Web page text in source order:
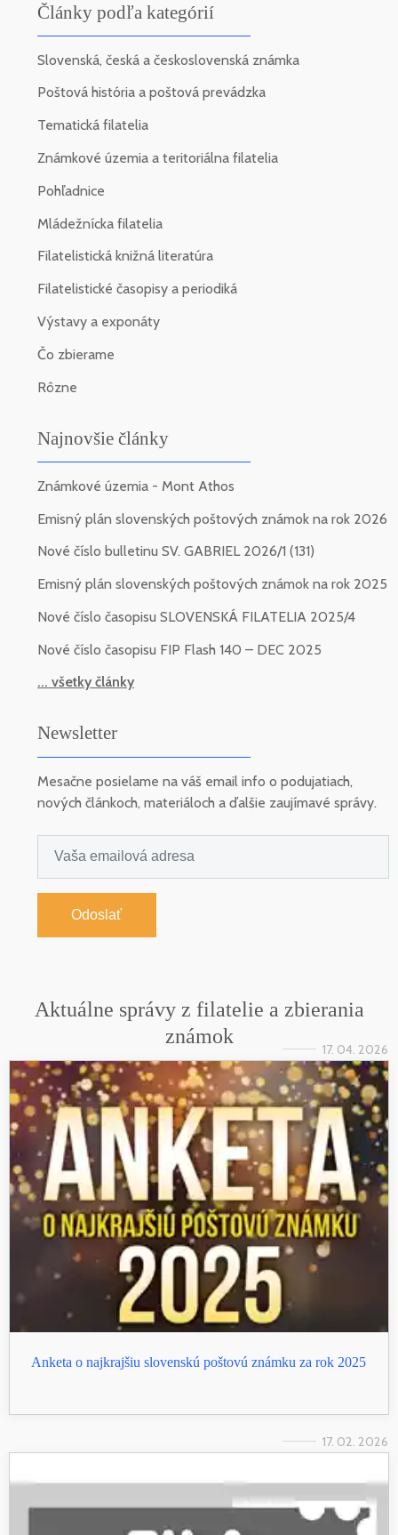
Články podľa kategórií
Slovenská, česká a československá známka
Poštová história a poštová prevádzka
Tematická filatelia
Známkové územia a teritoriálna filatelia
Pohľadnice
Mládežnícka filatelia
Filatelistická knižná literatúra
Filatelistické časopisy a periodiká
Výstavy a exponáty
Čo zbierame
Rôzne
Najnovšie články
Známkové územia - Mont Athos
Emisný plán slovenských poštových známok na rok 2026
Nové číslo bulletinu SV. GABRIEL 2026/1 (131)
Emisný plán slovenských poštových známok na rok 2025
Nové číslo časopisu SLOVENSKÁ FILATELIA 2025/4
Nové číslo časopisu FIP Flash 140 – DEC 2025
... všetky články
Newsletter
Mesačne posielame na váš email info o podujatiach,
nových článkoch, materiáloch a ďalšie zaujímavé správy.
Odoslať
Aktuálne správy z filatelie a zbierania
známok
17. 04. 2026
Anketa o najkrajšiu slovenskú poštovú známku za rok 2025
17. 02. 2026